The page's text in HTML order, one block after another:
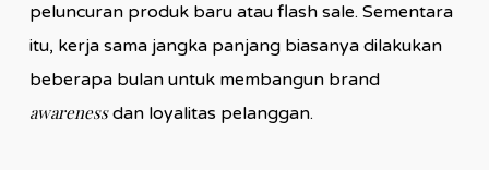
peluncuran produk baru atau flash sale. Sementara
itu, kerja sama jangka panjang biasanya dilakukan
beberapa bulan untuk membangun brand
awarenessdan loyalitas pelanggan.